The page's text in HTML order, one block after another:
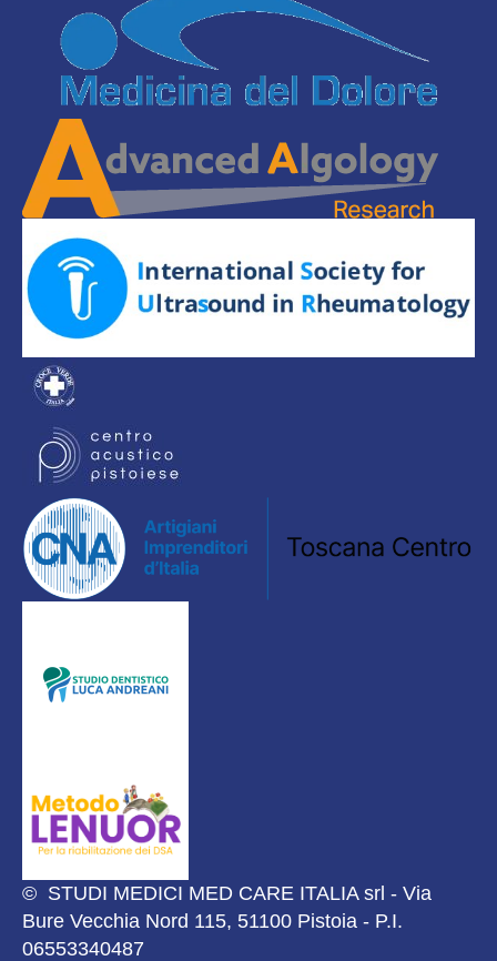
© STUDI MEDICI MED CARE ITALIA srl - Via
Bure Vecchia Nord 115, 51100 Pistoia - P.I.
06553340487